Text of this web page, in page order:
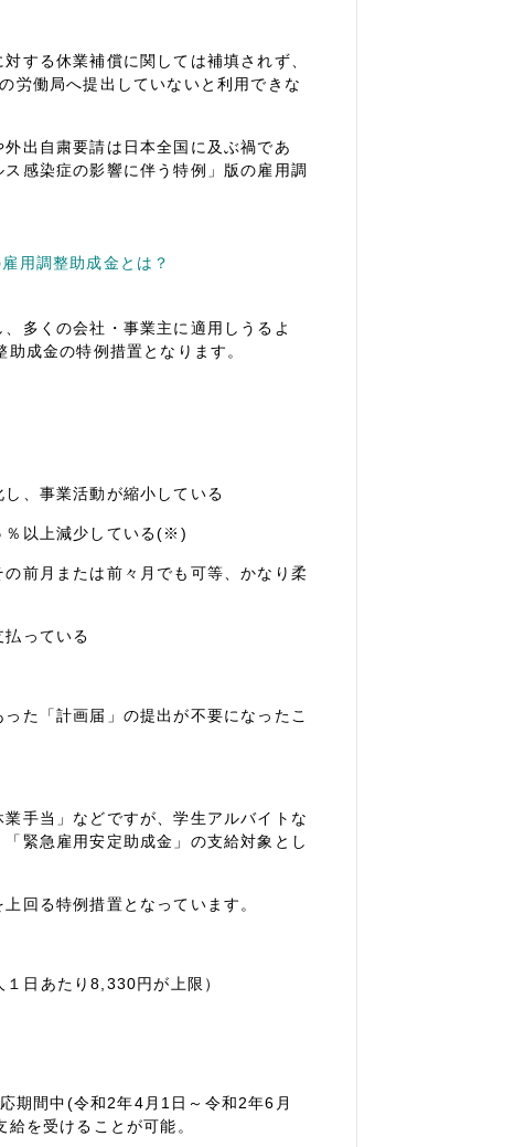
する休業補償に関しては補填されず、
労働局へ提出していないと利用できな
出自粛要請は日本全国に及ぶ禍であ
感染症の影響に伴う特例」版の雇用調
用調整助成金とは？
多くの会社・事業主に適用しうるよ
成金の特例措置となります。
、事業活動が縮小している
％以上減少している(※)
前月または前々月でも可等、かなり柔
っている
た「計画届」の提出が不要になったこ
手当」などですが、学生アルバイトな
緊急雇用安定助成金」の支給対象とし
回る特例措置となっています。
日あたり8,330円が上限）
期間中(令和2年4月1日～令和2年6月
を受けることが可能。